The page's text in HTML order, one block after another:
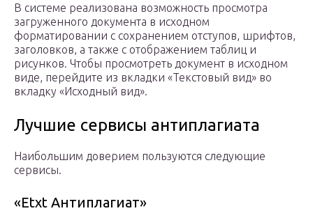
В системе реализована возможность просмотра
загруженного документа в исходном
форматировании с сохранением отступов, шрифтов,
заголовков, а также с отображением таблиц и
рисунков. Чтобы просмотреть документ в исходном
виде, перейдите из вкладки «Текстовый вид» во
вкладку «Исходный вид».
Лучшие сервисы антиплагиата
Наибольшим доверием пользуются следующие
сервисы.
«Etxt Антиплагиат»